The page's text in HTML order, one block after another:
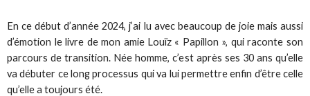
En ce début d’année 2024, j’ai lu avec beaucoup de joie mais aussi
d’émotion le livre de mon amie Louïz « Papillon », qui raconte son
parcours de transition. Née homme, c’est après ses 30 ans qu’elle
va débuter ce long processus qui va lui permettre enfin d’être celle
qu’elle a toujours été.